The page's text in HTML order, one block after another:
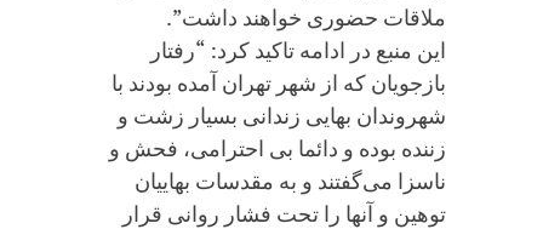
ملاقات حضوری خواهند داشت”.
این منبع در ادامه تاکید کرد: “رفتار
بازجویان که از شهر تهران آمده بودند با
شهروندان بهایی زندانی بسیار زشت و
زننده بوده و دائما بی احترامی، فحش و
ناسزا می‌گفتند و به مقدسات بهاییان
توهین و آنها را تحت فشار روانی قرار